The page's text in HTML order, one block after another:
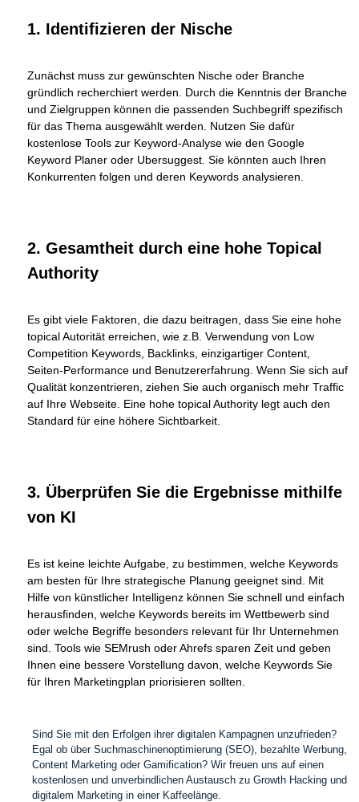
1. Identifizieren der Nische
Zunächst muss zur gewünschten Nische oder Branche
gründlich recherchiert werden. Durch die Kenntnis der Branche
und Zielgruppen können die passenden Suchbegriff spezifisch
für das Thema ausgewählt werden. Nutzen Sie dafür
kostenlose Tools zur Keyword-Analyse wie den Google
Keyword Planer oder Ubersuggest. Sie könnten auch Ihren
Konkurrenten folgen und deren Keywords analysieren.
2. Gesamtheit durch eine hohe Topical
Authority
Es gibt viele Faktoren, die dazu beitragen, dass Sie eine hohe
topical Autorität erreichen, wie z.B. Verwendung von Low
Competition Keywords, Backlinks, einzigartiger Content,
Seiten-Performance und Benutzererfahrung. Wenn Sie sich auf
Qualität konzentrieren, ziehen Sie auch organisch mehr Traffic
auf Ihre Webseite. Eine hohe topical Authority legt auch den
Standard für eine höhere Sichtbarkeit.
3. Überprüfen Sie die Ergebnisse mithilfe
von KI
Es ist keine leichte Aufgabe, zu bestimmen, welche Keywords
am besten für Ihre strategische Planung geeignet sind. Mit
Hilfe von künstlicher Intelligenz können Sie schnell und einfach
herausfinden, welche Keywords bereits im Wettbewerb sind
oder welche Begriffe besonders relevant für Ihr Unternehmen
sind. Tools wie SEMrush oder Ahrefs sparen Zeit und geben
Ihnen eine bessere Vorstellung davon, welche Keywords Sie
für Ihren Marketingplan priorisieren sollten.
Sind Sie mit den Erfolgen ihrer digitalen Kampagnen unzufrieden?
Egal ob über Suchmaschinenoptimierung (SEO), bezahlte Werbung,
Content Marketing oder Gamification? Wir freuen uns auf einen
kostenlosen und unverbindlichen Austausch zu Growth Hacking und
digitalem Marketing in einer Kaffeelänge.